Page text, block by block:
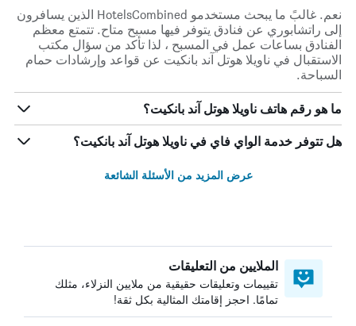
نعم. غالبً ما يبحث مستخدمو HotelsCombined الذين يسافرون
إلى راتشابوري عن فنادق يتوفر فيها مسبح متاح. تتمتع معظم
الفنادق بساعات عمل في المسبح ، لذا تأكد من سؤال مكتب
الاستقبال في ناويلا هوتل آند بانكيت عن قواعد وإرشادات حمام
السباحة.
ما هو رقم هاتف ناويلا هوتل آند بانكيت؟
هل تتوفر خدمة الواي فاي في ناويلا هوتل آند بانكيت؟
عرض المزيد من الأسئلة الشائعة
الملايين من التعليقات
تقييمات وتعليقات حقيقية من ملايين النزلاء، مثلك
تمامًا. احجز إقامتك المثالية بكل ثقة!